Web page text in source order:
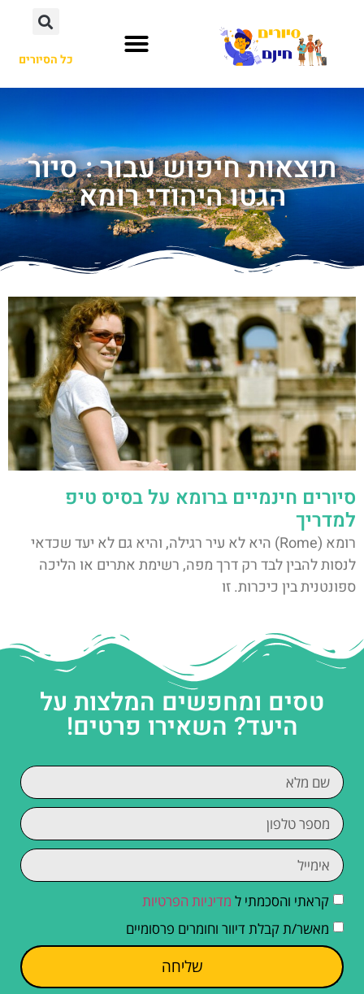
כל הסיורים
תוצאות חיפוש עבור : סיור
הגטו היהודי רומא
סיורים חינמיים ברומא על בסיס טיפ
למדריך
רומא (Rome) היא לא עיר רגילה, והיא גם לא יעד שכדאי
לנסות להבין לבד רק דרך מפה, רשימת אתרים או הליכה
ספונטנית בין כיכרות. זו
טסים ומחפשים המלצות על
היעד? השאירו פרטים!
קראתי והסכמתי ל מדיניות הפרטיות
מאשר/ת קבלת דיוור וחומרים פרסומיים
שליחה